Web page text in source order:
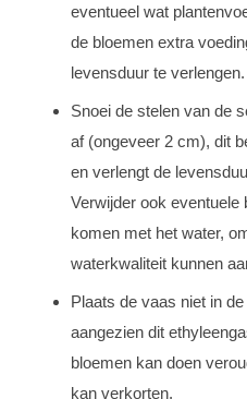
eventueel wat
de bloemen extra
levensduur te verlengen.
Snoei de stelen van de
af (ongeveer 2 cm), dit
en verlengt de
Verwijder ook eventuele
komen met het water,
waterkwaliteit kunnen
Plaats de vaas niet in
aangezien dit
bloemen kan doen
kan verkorten.